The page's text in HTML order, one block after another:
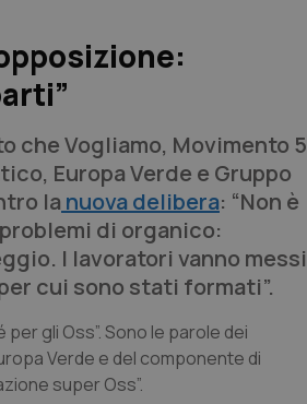
che Vogliamo, Movimento 5
Europa Verde e Gruppo
la nuova delibera: “Non è
di organico:
I lavoratori vanno messi
cui sono stati formati”.
gli Oss”. Sono le parole dei
Verde e del componente di
super Oss”.